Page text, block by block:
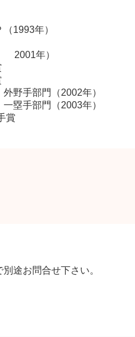
1993年）
2001年）
野手部門（2002年）
塁手部門（2003年）
賞
途お問合せ下さい。